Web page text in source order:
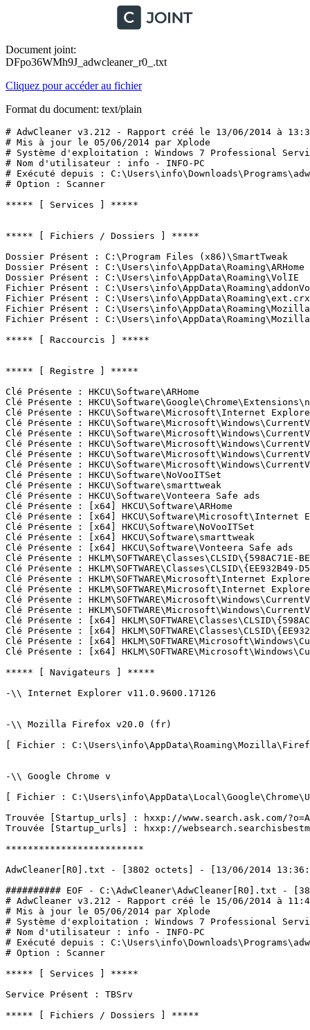
Document joint:
DFpo36WMh9J_adwcleaner_r0_.txt
Cliquez pour accéder au fichier
Format du document: text/plain
# AdwCleaner v3.212 - Rapport créé le 13/06/2014 à
# Mis à jour le 05/06/2014 par Xplode
# Système d'exploitation : Windows 7 Professional
# Nom d'utilisateur : info - INFO-PC
# Exécuté depuis :
# Option : Scanner
***** [ Services ] *****
***** [ Fichiers / Dossiers ] *****
Dossier Présent : C:\Program Files (x86)\SmartTweak
Dossier Présent : C:\Users\info\AppData\Roaming\ARHome
Dossier Présent : C:\Users\info\AppData\Roaming\VolIE
Fichier Présent :
Fichier Présent : C:\Users\info\AppData\Roaming\ext.crx
Fichier Présent :
Fichier Présent :
***** [ Raccourcis ] *****
***** [ Registre ] *****
Clé Présente : HKCU\Software\ARHome
Clé Présente :
Clé Présente : HKCU\Software\Microsoft\Internet
Clé Présente :
Clé Présente :
Clé Présente :
Clé Présente :
Clé Présente :
Clé Présente : HKCU\Software\NoVooITSet
Clé Présente : HKCU\Software\smarttweak
Clé Présente : HKCU\Software\Vonteera Safe ads
Clé Présente : [x64] HKCU\Software\ARHome
Clé Présente : [x64] HKCU\Software\Microsoft\Internet
Clé Présente : [x64] HKCU\Software\NoVooITSet
Clé Présente : [x64] HKCU\Software\smarttweak
Clé Présente : [x64] HKCU\Software\Vonteera Safe ads
Clé Présente : HKLM\SOFTWARE\Classes\CLSID\{598AC71E-
Clé Présente : HKLM\SOFTWARE\Classes\CLSID\{EE932B49-
Clé Présente : HKLM\SOFTWARE\Microsoft\Internet
Clé Présente : HKLM\SOFTWARE\Microsoft\Internet
Clé Présente :
Clé Présente :
Clé Présente : [x64]
Clé Présente : [x64]
Clé Présente : [x64]
Clé Présente : [x64]
***** [ Navigateurs ] *****
-\\ Internet Explorer v11.0.9600.17126
-\\ Mozilla Firefox v20.0 (fr)
[ Fichier :
-\\ Google Chrome v
[ Fichier :
Trouvée [Startup_urls] : hxxp://www.search.ask.com/
Trouvée [Startup_urls] : hxxp://
*************************
AdwCleaner[R0].txt - [3802 octets] - [13/06/2014
########## EOF - C:\AdwCleaner\AdwCleaner[R0].txt -
# AdwCleaner v3.212 - Rapport créé le 15/06/2014 à
# Mis à jour le 05/06/2014 par Xplode
# Système d'exploitation : Windows 7 Professional
# Nom d'utilisateur : info - INFO-PC
# Exécuté depuis :
# Option : Scanner
***** [ Services ] *****
Service Présent : TBSrv
***** [ Fichiers / Dossiers ] *****